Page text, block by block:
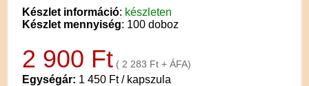
Készlet információ: készleten
Készlet mennyiség: 100 doboz
2 900 Ft ( 2 283 Ft + ÁFA)
Egységár: 1 450 Ft / kapszula